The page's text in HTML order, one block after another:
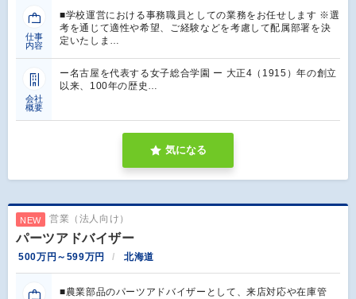
仕事
内容
■学校運営における事務職員としての業務をお任せします ※選
考を通じて適性や希望、ご経験などを考慮して配属部署を決
定いたしま…
会社
概要
ー名古屋を代表する女子総合学園 ー 大正4（1915）年の創立
以来、100年の歴史…
気になる
NEW 営業（法人向け）
パーツアドバイザー
500万円～599万円 北海道
■農業部品のパーツアドバイザーとして、来店対応や在庫管